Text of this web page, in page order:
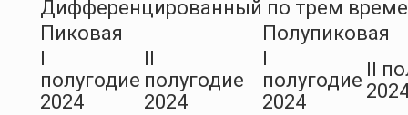
Дифференцированный по трем
Пиковая
Полупиковая
полугодие
2024
полугодие
2024
полугодие
2024
II